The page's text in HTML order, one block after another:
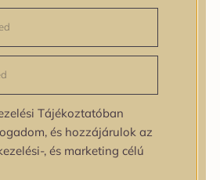
bőr
bőrtextúra
tónus
Tájékoztatóban
és hozzájárulok az
, és marketing célú